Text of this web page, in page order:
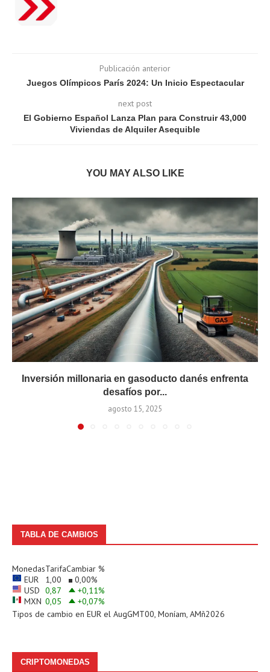
Publicación anterior
Juegos Olímpicos París 2024: Un Inicio Espectacular
next post
El Gobierno Español Lanza Plan para Construir 43,000
Viviendas de Alquiler Asequible
YOU MAY ALSO LIKE
Inversión millonaria en gasoducto danés enfrenta
desafíos por...
agosto 15, 2025
TABLA DE CAMBIOS
MonedasTarifaCambiar %
EUR
1,00 0,00%
USD 0,87 +0,11%
MXN 0,05 +0,07%
Tipos de cambio en EUR el AugGMT00, Moníam, AMñ2026
CRIPTOMONEDAS